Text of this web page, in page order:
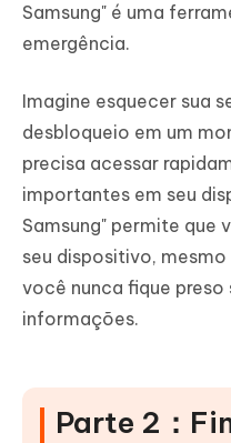
Samsung" é uma
emergência.
Imagine esquecer sua
desbloqueio em um
precisa acessar
importantes em seu
Samsung" permite que
seu dispositivo,
você nunca fique preso
informações.
Parte 2：